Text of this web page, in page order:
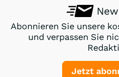
Abonnieren Sie unsere
und verpassen Sie
Jetzt